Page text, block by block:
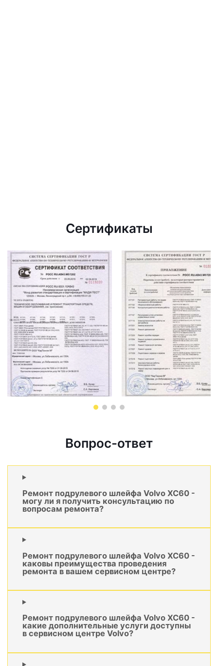
Сертификаты
Вопрос-ответ
Ремонт подрулевого шлейфа Volvo XC60 -
могу ли я получить консультацию по
вопросам ремонта?
Ремонт подрулевого шлейфа Volvo XC60 -
каковы преимущества проведения
ремонта в вашем сервисном центре?
Ремонт подрулевого шлейфа Volvo XC60 -
какие дополнительные услуги доступны
в сервисном центре Volvo?